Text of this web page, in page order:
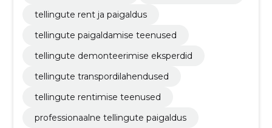
tellingute rent ja paigaldus
tellingute paigaldamise teenused
tellingute demonteerimise eksperdid
tellingute transpordilahendused
tellingute rentimise teenused
professionaalne tellingute paigaldus